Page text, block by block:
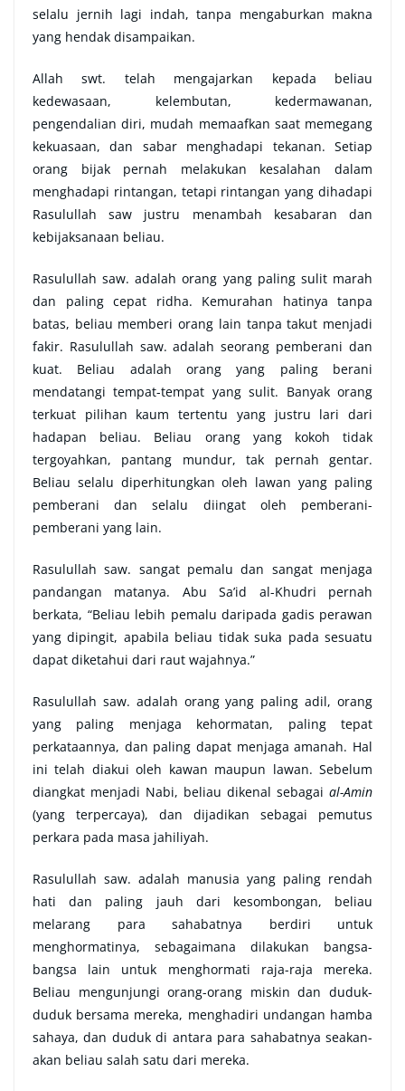
selalu jernih lagi indah, tanpa mengaburkan makna
yang hendak disampaikan.
Allah swt. telah mengajarkan kepada beliau
kedewasaan, kelembutan, kedermawanan,
pengendalian diri, mudah memaafkan saat memegang
kekuasaan, dan sabar menghadapi tekanan. Setiap
orang bijak pernah melakukan kesalahan dalam
menghadapi rintangan, tetapi rintangan yang dihadapi
Rasulullah saw justru menambah kesabaran dan
kebijaksanaan beliau.
Rasulullah saw. adalah orang yang paling sulit marah
dan paling cepat ridha. Kemurahan hatinya tanpa
batas, beliau memberi orang lain tanpa takut menjadi
fakir. Rasulullah saw. adalah seorang pemberani dan
kuat. Beliau adalah orang yang paling berani
mendatangi tempat-tempat yang sulit. Banyak orang
terkuat pilihan kaum tertentu yang justru lari dari
hadapan beliau. Beliau orang yang kokoh tidak
tergoyahkan, pantang mundur, tak pernah gentar.
Beliau selalu diperhitungkan oleh lawan yang paling
pemberani dan selalu diingat oleh pemberani-
pemberani yang lain.
Rasulullah saw. sangat pemalu dan sangat menjaga
pandangan matanya. Abu Sa’id al-Khudri pernah
berkata, “Beliau lebih pemalu daripada gadis perawan
yang dipingit, apabila beliau tidak suka pada sesuatu
dapat diketahui dari raut wajahnya.”
Rasulullah saw. adalah orang yang paling adil, orang
yang paling menjaga kehormatan, paling tepat
perkataannya, dan paling dapat menjaga amanah. Hal
ini telah diakui oleh kawan maupun lawan. Sebelum
diangkat menjadi Nabi, beliau dikenal sebagai al-Amin
(yang terpercaya), dan dijadikan sebagai pemutus
perkara pada masa jahiliyah.
Rasulullah saw. adalah manusia yang paling rendah
hati dan paling jauh dari kesombongan, beliau
melarang para sahabatnya berdiri untuk
menghormatinya, sebagaimana dilakukan bangsa-
bangsa lain untuk menghormati raja-raja mereka.
Beliau mengunjungi orang-orang miskin dan duduk-
duduk bersama mereka, menghadiri undangan hamba
sahaya, dan duduk di antara para sahabatnya seakan-
akan beliau salah satu dari mereka.